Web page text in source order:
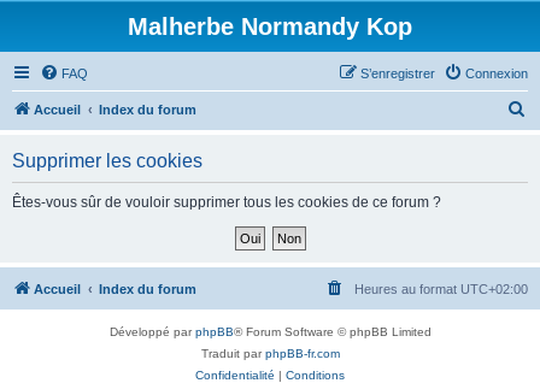
Malherbe Normandy Kop
FAQ Connexion
S’enregistrer
Accueil Index du forum
h
Supprimer les cookies
Êtes-vous sûr de vouloir supprimer tous les cookies de ce forum ?
Accueil Index du forum Heures au format UTC+02:00
Développé parphpBB® Forum Software © phpBB Limited
Traduit parphpBB-fr.com
Confidentialité | Conditions